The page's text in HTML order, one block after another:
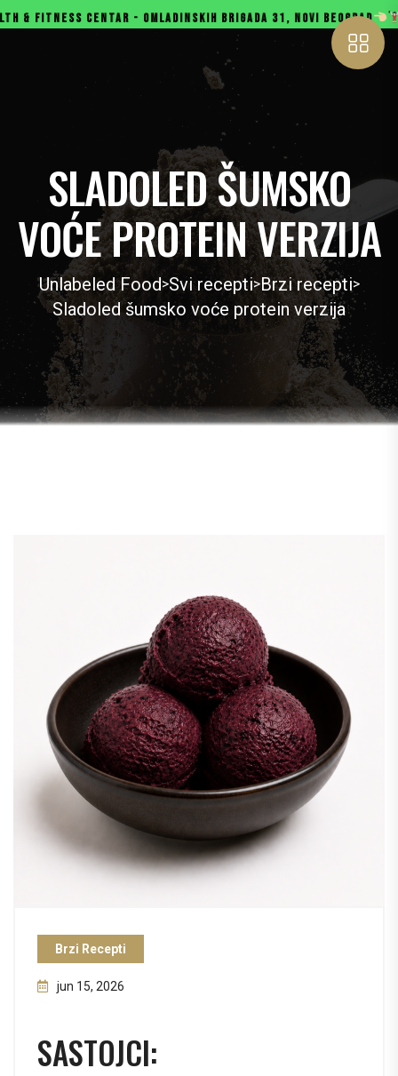
CENTAR - OMLADINSKIH BRIGADA 31, NOVI BEOGRAD
SLADOLED ŠUMSKO
VOĆE PROTEIN VERZIJA
Unlabeled Food>Svi recepti>Brzi recepti>
Sladoled šumsko voće protein verzija
Brzi Recepti
jun 15, 2026
SASTOJCI: